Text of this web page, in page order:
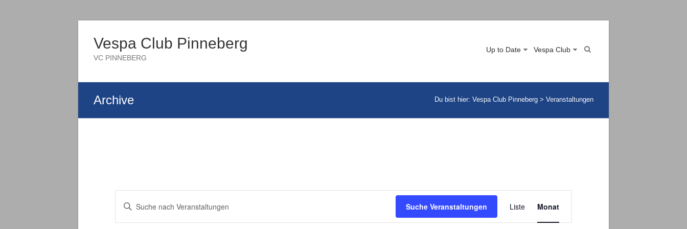
Vespa Club Pinneberg
VC PINNEBERG
Up to Date Vespa Club
Archive Du bist hier: Vespa Club Pinneberg > Veranstaltungen
Veranstaltungen
Bitte
Schlüsselwort
eingeben.
Suche Veranstaltungen
Ansichten-
Liste Monat